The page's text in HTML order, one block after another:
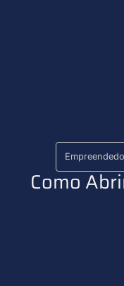
Como